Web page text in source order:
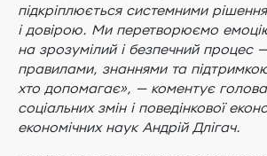
підкріплюється системними
і довірою. Ми перетворюємо
на зрозумілий і безпечний процес —
правилами, знаннями та
хто допомагає», — коментує
соціальних змін і поведінкової
економічних наук Андрій Длігач.